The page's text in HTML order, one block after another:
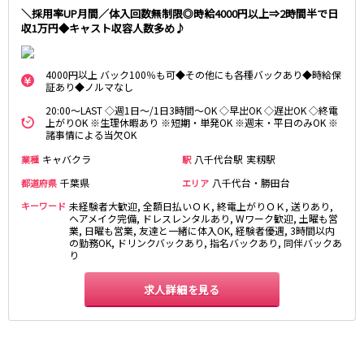
＼採用率UP月間／体入回数無制限◎時給4000円以上⇒2時間半で日
収1万円◆キャスト収容人数多め♪
4000円以上 バック100％も可◆その他にも各種バックあり◆時給保
証あり◆ノルマなし
20:00～LAST ◇週1日～/1日3時間～OK ◇早出OK ◇遅出OK ◇終電
上がりOK ※生理休暇あり ※短期・単発OK ※週末・平日のみOK ※
諸事情による当欠OK
業種 キャバクラ 駅 八千代台駅 実籾駅
都道府県 千葉県 エリア 八千代台・勝田台
キーワード 未経験者大歓迎, 全額日払いＯＫ, 終電上がりＯＫ, 送りあり,
ヘアメイク完備, ドレスレンタルあり, Wワーク歓迎, 土曜も営
業, 日曜も営業, 友達と一緒に体入OK, 経験者優遇, 3時間以内
の勤務OK, ドリンクバックあり, 指名バックあり, 同伴バックあ
り
求人詳細を見る
藤沢・鎌倉
相模原
厚木
横浜
平塚
福富町・伊勢佐木町
横須賀
新横浜
武蔵小杉
たまプラーザ・向ヶ丘遊園・鷺沼
元住吉・綱島
桜木町
横浜西部
小田原・湯河原
綾瀬・海老名・座間
埼玉県
草加
川越
所沢
四ツ谷駅
新宿駅
立川駅
吉祥寺駅
神田駅
八王子駅
中野駅
高円寺駅
阿佐ヶ谷駅
三鷹駅
国分寺駅
西荻窪駅
武蔵境駅
水道橋駅
武蔵小金井駅
東小金井駅
東中野駅
飯田橋駅
高尾駅
四ツ谷駅